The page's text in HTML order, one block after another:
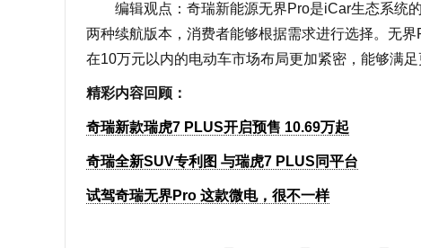
编辑观点：奇瑞新能源无界Pro是iCar生态系统的
两种续航版本，消费者能够根据需求进行选择。无
在10万元以内的电动车市场布局更加紧密，能够满足
精彩内容回顾：
奇瑞新款瑞虎7 PLUS开启预售 10.69万起
奇瑞全新SUV专利图 与瑞虎7 PLUS同平台
试驾奇瑞无界Pro 这款微电，很不一样